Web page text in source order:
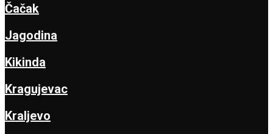
Čačak
Jagodina
Kikinda
Kragujevac
Kraljevo